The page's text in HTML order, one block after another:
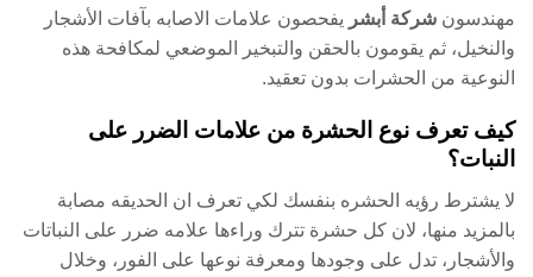
مهندسون شركة أبشر يفحصون علامات الاصابه بآفات الأشجار
والنخيل، ثم يقومون بالحقن والتبخير الموضعي لمكافحة هذه
النوعية من الحشرات بدون تعقيد.
كيف تعرف نوع الحشرة من علامات الضرر على
النبات؟
لا يشترط رؤيه الحشره بنفسك لكي تعرف ان الحديقه مصابة
بالمزيد منها، لان كل حشرة تترك وراءها علامه ضرر على النباتات
والأشجار، تدل على وجودها ومعرفة نوعها على الفور، وخلال